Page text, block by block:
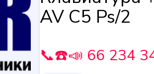
AV C5 Ps/2
📞☎️📣 66 234